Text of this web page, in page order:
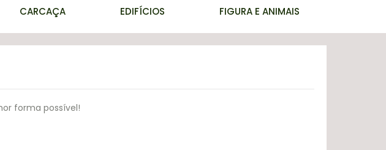
CARCAÇA EDIFÍCIOS FIGURA E ANIMAIS
forma possível!